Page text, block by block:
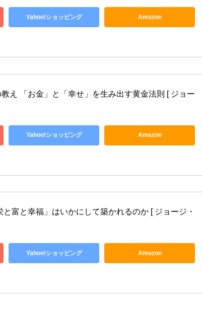
Yahoo!ショッピング Amazon
え 「お金」と「幸せ」を生み出す黄金法則 [ ジョー
Yahoo!ショッピング Amazon
富と幸福」はいかにして築かれるのか [ ジョージ・
Yahoo!ショッピング Amazon